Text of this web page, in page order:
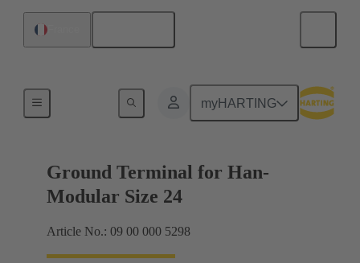
myHARTING
Ground Terminal for Han-
Modular Size 24
Article No.: 09 00 000 5298